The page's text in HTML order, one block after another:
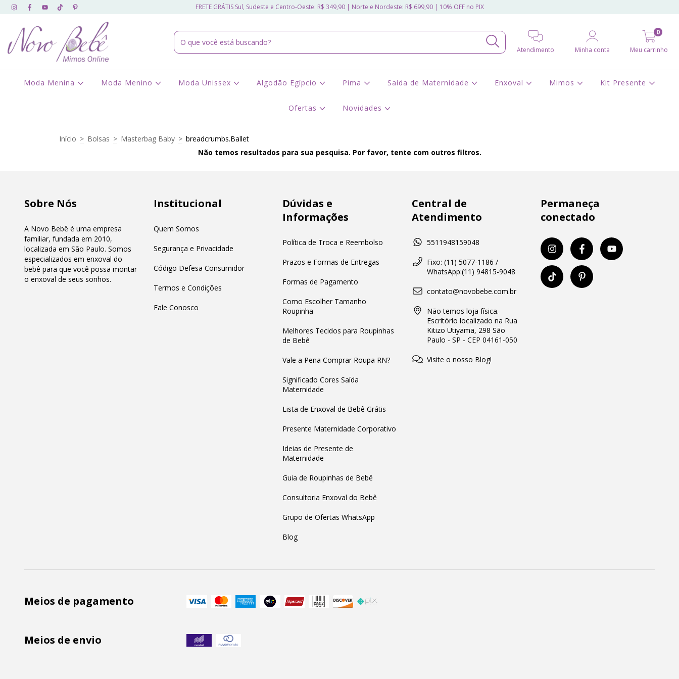
FRETE GRÁTIS Sul, Sudeste e Centro-Oeste: R$ 349,90 | Norte e Nordeste: R$ 699,90 | 10% OFF no PIX
Atendimento Minha conta Meu carrinho
0
Moda Menina Moda Menino Moda Unissex Algodão Egípcio Pima Saída de Maternidade Enxoval Mimos Kit Presente
Ofertas Novidades
Início > Bolsas > Masterbag Baby > breadcrumbs.Ballet
Não temos resultados para sua pesquisa. Por favor, tente com outros filtros.
Sobre Nós
A Novo Bebê é uma empresa
familiar, fundada em 2010,
localizada em São Paulo. Somos
especializados em enxoval do
bebê para que você possa montar
o enxoval de seus sonhos.
Institucional
Quem Somos
Segurança e Privacidade
Código Defesa Consumidor
Termos e Condições
Fale Conosco
Dúvidas e
Informações
Política de Troca e Reembolso
Prazos e Formas de Entregas
Formas de Pagamento
Como Escolher Tamanho
Roupinha
Melhores Tecidos para Roupinhas
de Bebê
Vale a Pena Comprar Roupa RN?
Significado Cores Saída
Maternidade
Lista de Enxoval de Bebê Grátis
Presente Maternidade Corporativo
Ideias de Presente de
Maternidade
Guia de Roupinhas de Bebê
Consultoria Enxoval do Bebê
Grupo de Ofertas WhatsApp
Blog
Central de
Atendimento
5511948159048
Fixo: (11) 5077-1186 /
WhatsApp:(11) 94815-9048
contato@novobebe.com.br
Não temos loja física.
Escritório localizado na Rua
Kitizo Utiyama, 298 São
Paulo - SP - CEP 04161-050
Visite o nosso Blog!
Permaneça
conectado
Meios de pagamento
Meios de envio